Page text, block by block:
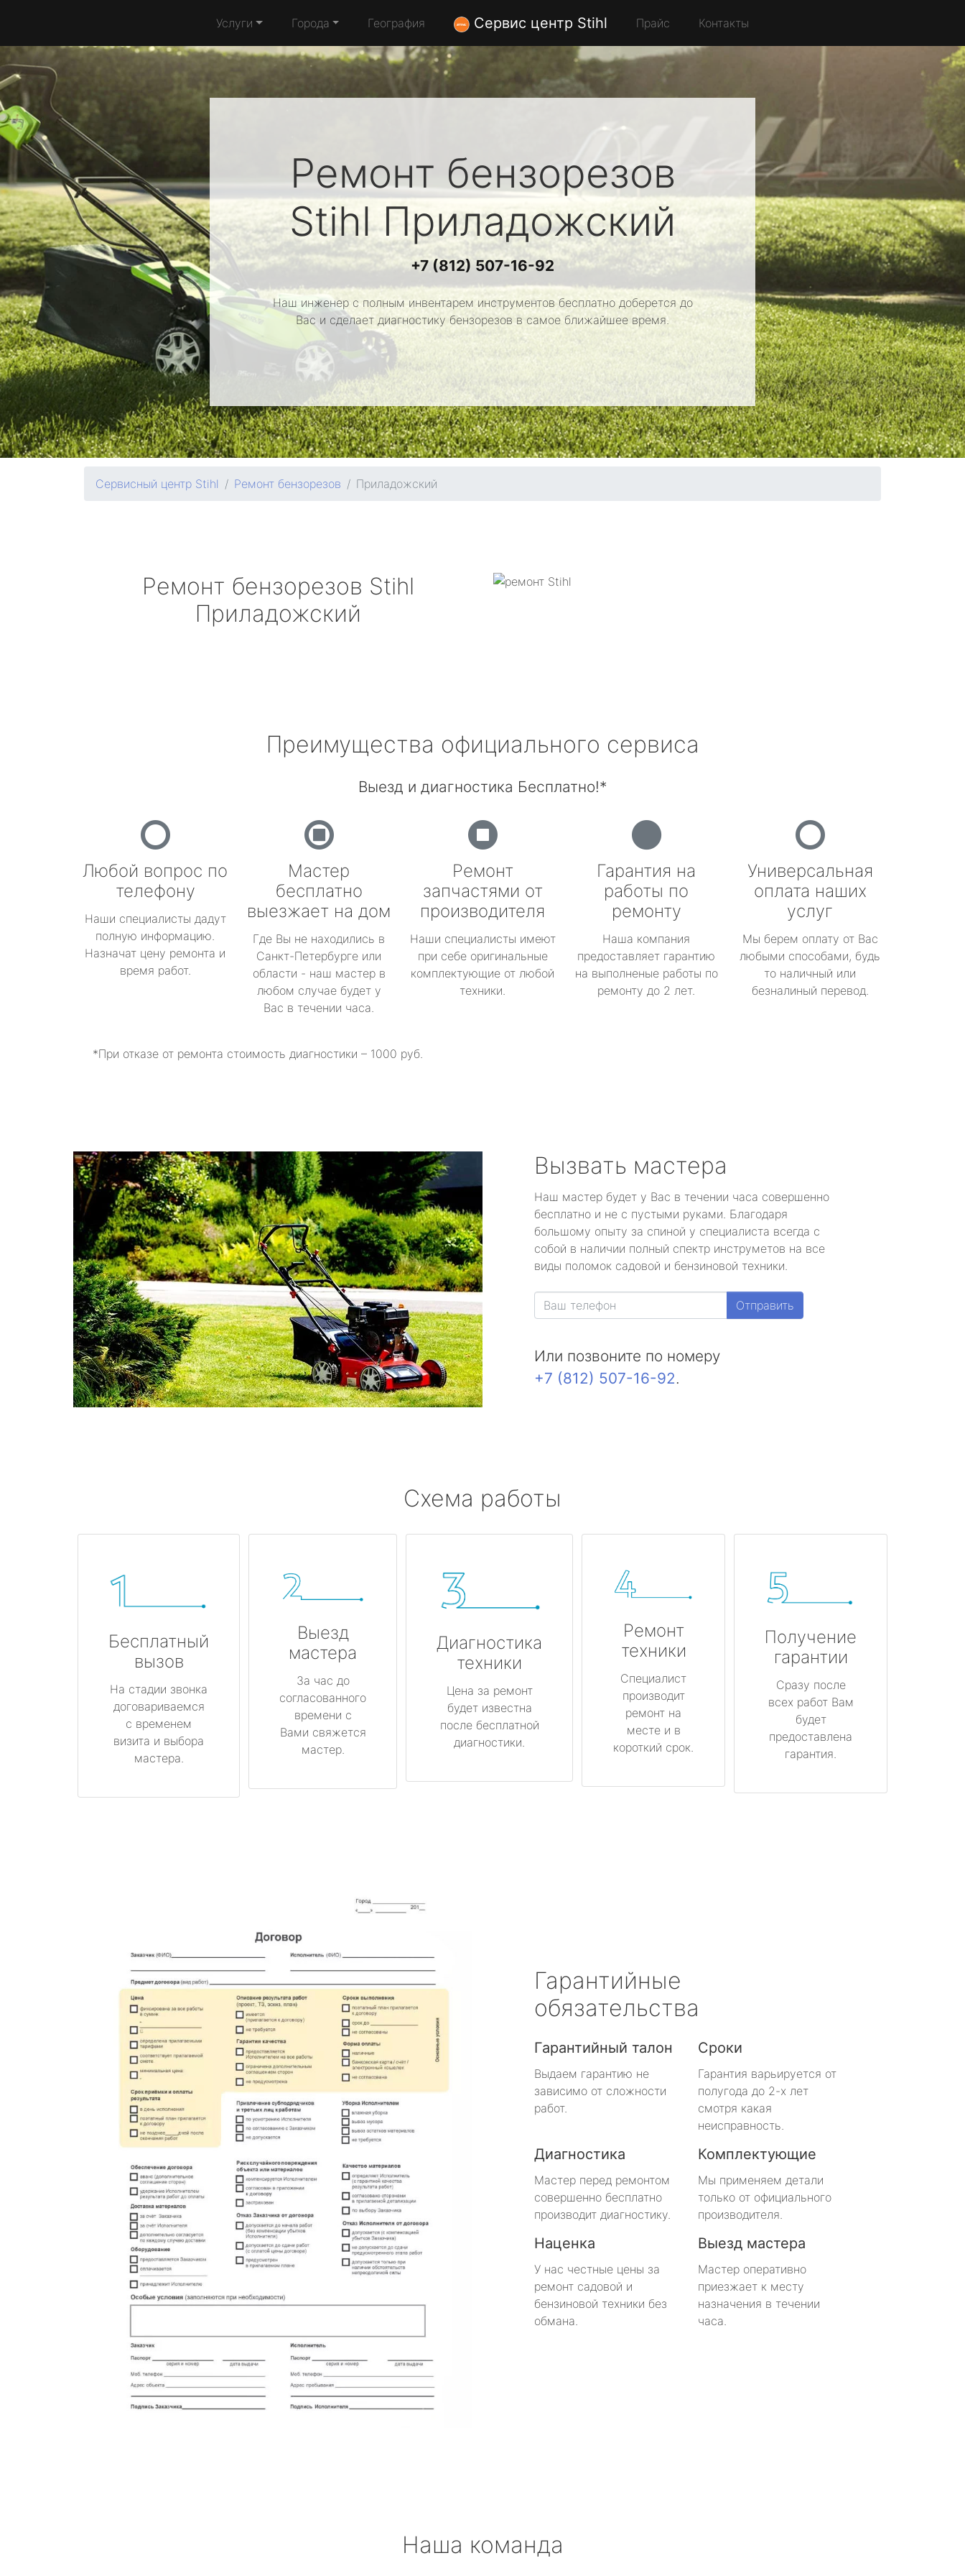
Услуги Города География Сервис центр Stihl Прайс Контакты
Ремонт бензорезов
StihlПриладожский
+7 (812) 507-16-92
Наш инженер с полным инвентарем инструментов бесплатно доберется до
Вас и сделает диагностику бензорезов в самое ближайшее время.
Сервисный центр Stihl Ремонт бензорезов Приладожский
Ремонт бензорезов Stihl
Приладожский
Преимущества официального сервиса
Выезд и диагностика Бесплатно!*
Любой вопрос по
телефону
Наши специалисты дадут
полную информацию.
Назначат цену ремонта и
время работ.
Мастер
бесплатно
выезжает на дом
Где Вы не находились в
Санкт-Петербурге или
области - наш мастер в
любом случае будет у
Вас в течении часа.
Ремонт
запчастями от
производителя
Наши специалисты имеют
при себе оригинальные
комплектующие от любой
техники.
Гарантия на
работы по
ремонту
Наша компания
предоставляет гарантию
на выполненые работы по
ремонту до 2 лет.
Универсальная
оплата наших
услуг
Мы берем оплату от Вас
любыми способами, будь
то наличный или
безналиный перевод.
*При отказе от ремонта стоимость диагностики – 1000 руб.
Вызвать мастера
Наш мастер будет у Вас в течении часа совершенно
бесплатно и не с пустыми руками. Благодаря
большому опыту за спиной у специалиста всегда с
собой в наличии полный спектр инструметов на все
виды поломок садовой и бензиновой техники.
Отправить
Или позвоните по номеру
+7 (812) 507-16-92.
Схема работы
Бесплатный
вызов
На стадии звонка
договариваемся
с временем
визита и выбора
мастера.
Выезд
мастера
За час до
согласованного
времени с
Вами свяжется
мастер.
Диагностика
техники
Цена за ремонт
будет известна
после бесплатной
диагностики.
Ремонт
техники
Специалист
производит
ремонт на
месте и в
короткий срок.
Получение
гарантии
Сразу после
всех работ Вам
будет
предоставлена
гарантия.
Гарантийные
обязательства
Гарантийный талон
Выдаем гарантию не
зависимо от сложности
работ.
Сроки
Гарантия варьируется от
полугода до 2-х лет
смотря какая
неисправность.
Диагностика
Мастер перед ремонтом
совершенно бесплатно
производит диагностику.
Комплектующие
Мы применяем детали
только от официального
производителя.
Наценка
У нас честные цены за
ремонт садовой и
бензиновой техники без
обмана.
Выезд мастера
Мастер оперативно
приезжает к месту
назначения в течении
часа.
Наша команда